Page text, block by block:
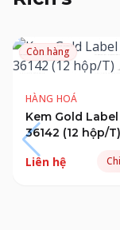
Còn hàng
HÀNG HOÁ
Kem Gold
36142 (12 hộp/T)
Liên hệ